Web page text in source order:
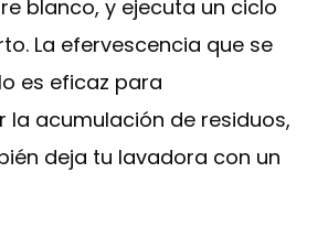
blanco, y ejecuta un ciclo
La efervescencia que se
es eficaz para
la acumulación de residuos,
deja tu lavadora con un